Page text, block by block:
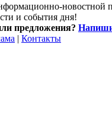
новостной
и события дня!
предложения?
| Контакты